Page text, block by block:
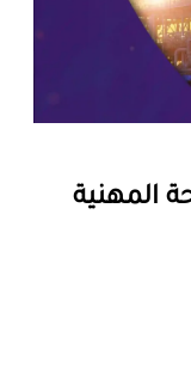
المهنية